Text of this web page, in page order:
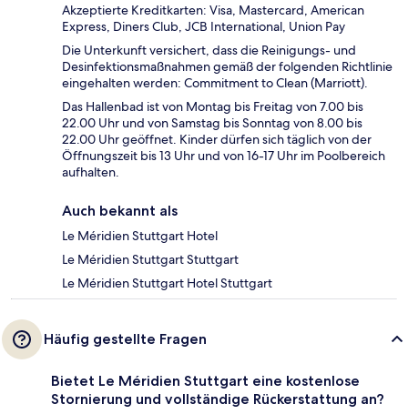
Akzeptierte Kreditkarten: Visa, Mastercard, American
Express, Diners Club, JCB International, Union Pay
Die Unterkunft versichert, dass die Reinigungs- und
Desinfektionsmaßnahmen gemäß der folgenden Richtlinie
eingehalten werden: Commitment to Clean (Marriott).
Das Hallenbad ist von Montag bis Freitag von 7.00 bis
22.00 Uhr und von Samstag bis Sonntag von 8.00 bis
22.00 Uhr geöffnet. Kinder dürfen sich täglich von der
Öffnungszeit bis 13 Uhr und von 16-17 Uhr im Poolbereich
aufhalten.
Auch bekannt als
Le Méridien Stuttgart Hotel
Le Méridien Stuttgart Stuttgart
Le Méridien Stuttgart Hotel Stuttgart
Häufig gestellte Fragen
Bietet Le Méridien Stuttgart eine kostenlose
Stornierung und vollständige Rückerstattung an?